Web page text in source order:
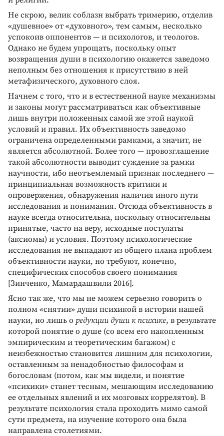
Не скрою, велик соблазн выбрать тримерию, отделив
«душевное» от «духовного», тем самым, несколько
успокоив оппонентов — и психологов, и теологов.
Однако не будем упрощать, поскольку опыт
возвращения души в психологию окажется заведомо
неполным без отношения к присутствию в ней
метафизического, духовного слоя.
Начнем с того, что и в естественной науке механизмы
и законы могут рассматриваться как объективные
лишь внутри положенных самой же этой наукой
условий и правил. Их объективность заведомо
ограничена определенными рамками, а значит, не
является абсолютной. Более того — провозглашение
такой абсолютности выводит суждение за рамки
научности, ибо неотъемлемый признак последнего —
принципиальная возможность критики и
опровержения, обнаружения наличия иного пути
исследования и понимания. Отсюда объективность в
науке всегда относительна, поскольку относительны
принятые, часто на веру, исходные постулаты
(аксиомы) и условия. Поэтому психологические
исследования не выпадают из общего плана проблем
объективности науки, но требуют, конечно,
специфических способов своего понимания
[Зинченко, Мамардашвили 2016].
Ясно так же, что мы не можем серьезно говорить о
полном «снятии» души психикой в истории нашей
науки, но лишь о редукции души к психике, в результате
которой понятие о душе (со всем его накопленным
эмпирическим и теоретическим багажом) с
неизбежностью становится лишним для психологии,
оставленным за ненадобностью философам и
богословам (потом, как мы видели, и понятие
«психики» станет тесным, мешающим исследованию
ее отдельных явлений и их мозговых коррелятов). В
результате психология стала проходить мимо самой
сути предмета, на изучение которого она была
направлена столетиями.